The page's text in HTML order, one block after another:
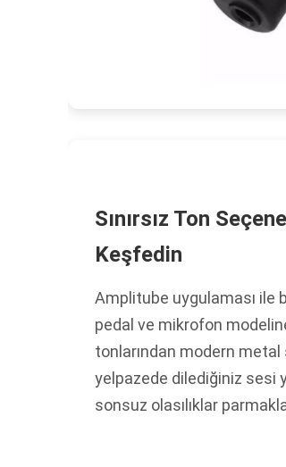
Sınırsız Ton
Keşfedin
Amplitube uygulaması ile
pedal ve mikrofon
tonlarından modern
yelpazede dilediğiniz sesi
sonsuz olasılıklar